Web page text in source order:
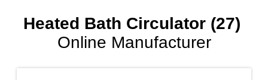
Heated Bath Circulator (27)
Online Manufacturer